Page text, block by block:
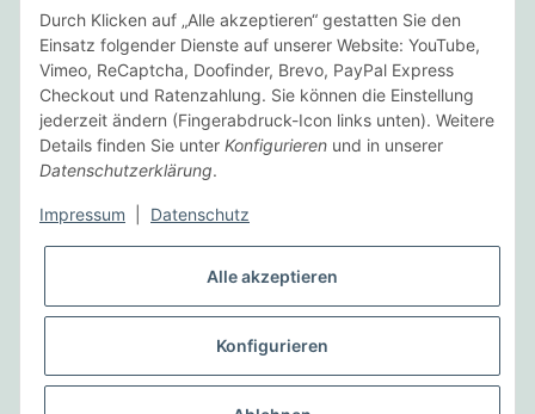
Folgende Zahlungsarten bieten wir an:
Wir versenden mit:
Gesetzliche Informationen
Vertrag widerrufen
* Alle Preise inkl. gesetzlicher USt., zzgl.Versand
Durch Klicken auf „Alle akzeptieren“ gestatten Sie den
Einsatz folgender Dienste auf unserer Website: YouTube,
Vimeo, ReCaptcha, Doofinder, Brevo, PayPal Express
Checkout und Ratenzahlung. Sie können die Einstellung
jederzeit ändern (Fingerabdruck-Icon links unten). Weitere
Details finden Sie unter Konfigurieren und in unserer
Datenschutzerklärung.
Impressum Datenschutz
Alle akzeptieren
Konfigurieren